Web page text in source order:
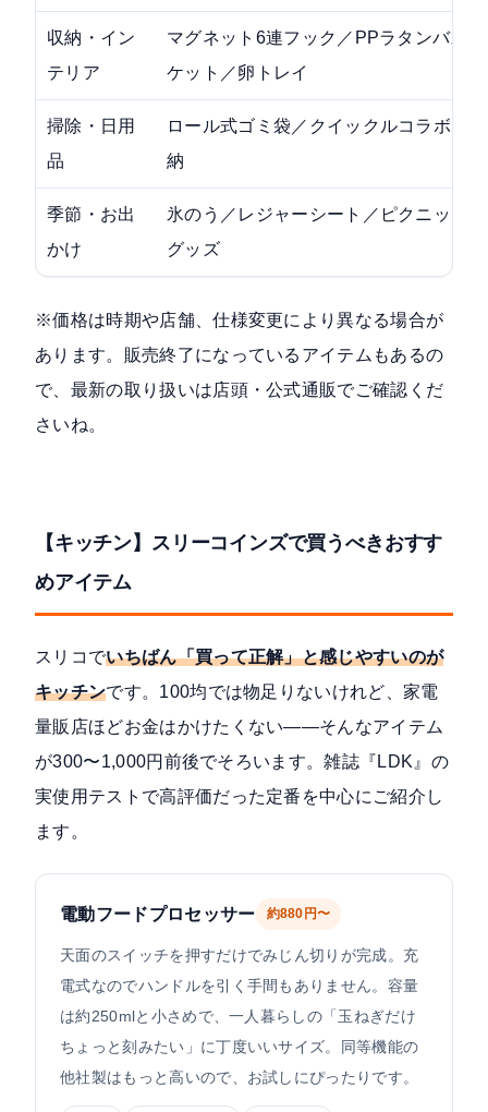
収納・イン
テリア
マグネット6連フック／PPラタンバス
ケット／卵トレイ
掃除・日用
品
ロール式ゴミ袋／クイックルコラボ収
納
季節・お出
かけ
氷のう／レジャーシート／ピクニック
グッズ
※価格は時期や店舗、仕様変更により異なる場合が
あります。販売終了になっているアイテムもあるの
で、最新の取り扱いは店頭・公式通販でご確認くだ
さいね。
【キッチン】スリーコインズで買うべきおすす
めアイテム
スリコでいちばん「買って正解」と感じやすいのが
キッチンです。100均では物足りないけれど、家電
量販店ほどお金はかけたくない——そんなアイテム
が300〜1,000円前後でそろいます。雑誌『LDK』の
実使用テストで高評価だった定番を中心にご紹介し
ます。
電動フードプロセッサー 約880円〜
天面のスイッチを押すだけでみじん切りが完成。充
電式なのでハンドルを引く手間もありません。容量
は約250mlと小さめで、一人暮らしの「玉ねぎだけ
ちょっと刻みたい」に丁度いいサイズ。同等機能の
他社製はもっと高いので、お試しにぴったりです。